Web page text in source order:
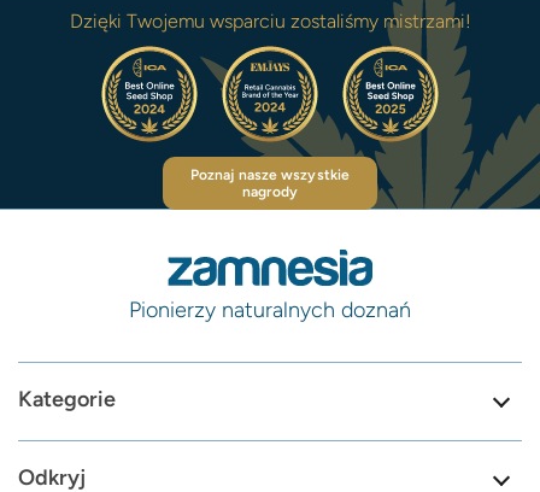
Dzięki Twojemu wsparciu zostaliśmy mistrzami!
Poznaj nasze wszystkie
nagrody
Pionierzy naturalnych doznań
Kategorie
Odkryj